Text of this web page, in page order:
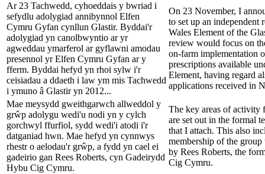
Ar 23 Tachwedd, cyhoeddais y bwriad i
sefydlu adolygiad annibynnol Elfen
Cymru Gyfan cynllun Glastir. Byddai'r
adolygiad yn canolbwyntio ar yr
agweddau ymarferol ar gyflawni amodau
presennol yr Elfen Cymru Gyfan ar y
fferm. Byddai hefyd yn rhoi sylw i'r
ceisiadau a ddaeth i law ym mis Tachwedd
i ymuno â Glastir yn 2012...
On 23 November, I
to set up an
Wales Element of the
review would focus on
on-farm implementation
prescriptions available
Element, having regard
applications received in
Mae meysydd gweithgarwch allweddol y
grŵp adolygu wedi'u nodi yn y cylch
gorchwyl ffurfiol, sydd wedi'i atodi i'r
datganiad hwn. Mae hefyd yn cynnwys
rhestr o aelodau'r grŵp, a fydd yn cael ei
gadeirio gan Rees Roberts, cyn Gadeirydd
Hybu Cig Cymru.
The key areas of activity
are set out in the formal
that I attach. This also
membership of the
by Rees Roberts, the
Cig Cymru.